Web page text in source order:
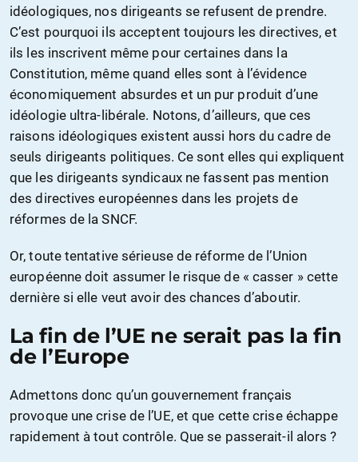
idéologiques, nos dirigeants se refusent de prendre.
C’est pourquoi ils acceptent toujours les directives, et
ils les inscrivent même pour certaines dans la
Constitution, même quand elles sont à l’évidence
économiquement absurdes et un pur produit d’une
idéologie ultra-libérale. Notons, d’ailleurs, que ces
raisons idéologiques existent aussi hors du cadre de
seuls dirigeants politiques. Ce sont elles qui expliquent
que les dirigeants syndicaux ne fassent pas mention
des directives européennes dans les projets de
réformes de la SNCF.
Or, toute tentative sérieuse de réforme de l’Union
européenne doit assumer le risque de « casser » cette
dernière si elle veut avoir des chances d’aboutir.
La fin de l’UE ne serait pas la fin
de l’Europe
Admettons donc qu’un gouvernement français
provoque une crise de l’UE, et que cette crise échappe
rapidement à tout contrôle. Que se passerait-il alors ?